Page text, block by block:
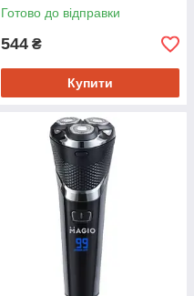
Готово до відправки
544 ₴
Купити